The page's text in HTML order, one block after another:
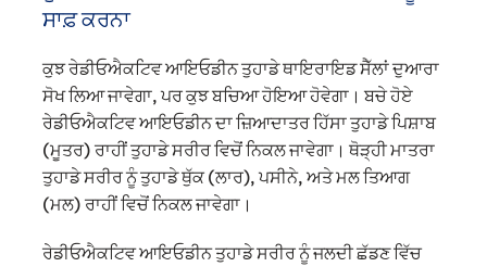
ਸਾਫ਼ ਕਰਨਾ
ਕੁਝ ਰੇਡੀਓਐਕਟਿਵ ਆਇਓਡੀਨ ਤੁਹਾਡੇ ਥਾਇਰਾਇਡ ਸੈੱਲਾਂ ਦੁਆਰਾ
ਸੋਖ ਲਿਆ ਜਾਵੇਗਾ, ਪਰ ਕੁਝ ਬਚਿਆ ਹੋਇਆ ਹੋਵੇਗਾ। ਬਚੇ ਹੋਏ
ਰੇਡੀਓਐਕਟਿਵ ਆਇਓਡੀਨ ਦਾ ਜ਼ਿਆਦਾਤਰ ਹਿੱਸਾ ਤੁਹਾਡੇ ਪਿਸ਼ਾਬ
(ਮੂਤਰ) ਰਾਹੀਂ ਤੁਹਾਡੇ ਸਰੀਰ ਵਿਚੋਂ ਨਿਕਲ ਜਾਵੇਗਾ। ਥੋੜ੍ਹੀ ਮਾਤਰਾ
ਤੁਹਾਡੇ ਸਰੀਰ ਨੂੰ ਤੁਹਾਡੇ ਥੁੱਕ (ਲਾਰ), ਪਸੀਨੇ, ਅਤੇ ਮਲ ਤਿਆਗ
(ਮਲ) ਰਾਹੀਂ ਵਿਚੋਂ ਨਿਕਲ ਜਾਵੇਗਾ।
ਰੇਡੀਓਐਕਟਿਵ ਆਇਓਡੀਨ ਤੁਹਾਡੇ ਸਰੀਰ ਨੂੰ ਜਲਦੀ ਛੱਡਣ ਵਿੱਚ